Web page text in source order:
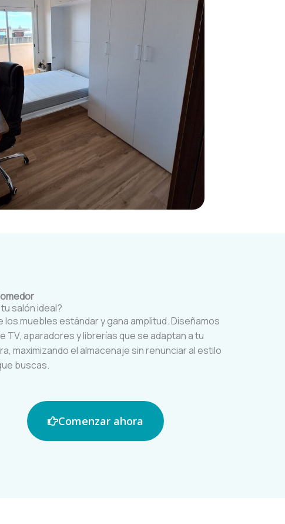
salón ideal?
los muebles estándar y gana amplitud. Diseñamos
TV, aparadores y librerías que se adaptan a tu
maximizando el almacenaje sin renunciar al estilo
buscas.
Comenzar ahora